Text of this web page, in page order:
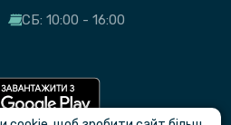
СБ: 10:00 - 16:00